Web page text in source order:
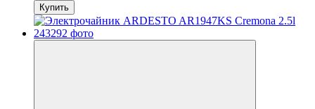
Купить